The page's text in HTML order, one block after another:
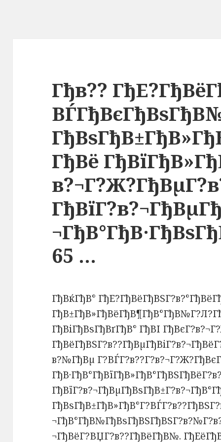
Гђв??
ГђВё
65 …
ГђВќГђВ°
ГђВіГђВѕГђВґГђВ° ГђВІ
в?№ГђВµ
¬ГђВёГ?ВЏГ?в??ГђВёГђВ№.